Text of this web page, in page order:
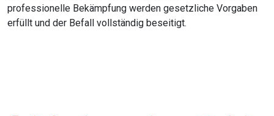
professionelle Bekämpfung werden gesetzliche Vorgaben
erfüllt und der Befall vollständig beseitigt.